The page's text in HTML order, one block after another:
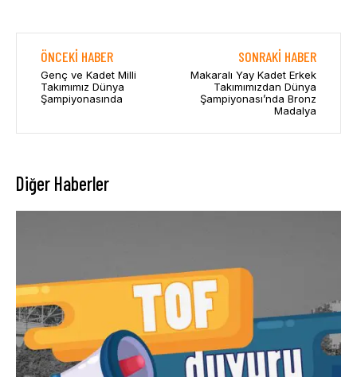
ÖNCEKI HABER
Genç ve Kadet Milli
Takımımız Dünya
Şampiyonasında
SONRAKI HABER
Makaralı Yay Kadet Erkek
Takımımızdan Dünya
Şampiyonası’nda Bronz
Madalya
Diğer Haberler